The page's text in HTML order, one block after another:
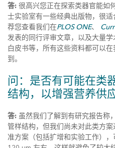
答: 很高兴您正在探索类器官能如
士实验室有一些经典出版物，很
荐您查看我们在PLOS ONE、
发表的同行评审文章，以及大量
白皮书等，所有这些资料都可以
到。
问：是否有可能在类
结构，以增强营养供
答: 虽然我们了解到有研究报告称
管样结构，但我们尚未对此类方
准方案（包括扩增和实验工作）